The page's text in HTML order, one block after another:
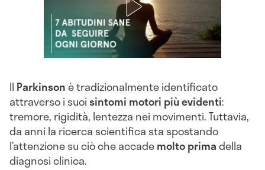
Il Parkinsonè tradizionalmente identificato
attraverso i suoisintomi motori più evidenti:
tremore, rigidità, lentezza nei movimenti. Tuttavia,
da anni la ricerca scientifica sta spostando
l’attenzione su ciò che accademolto primadella
diagnosi clinica.